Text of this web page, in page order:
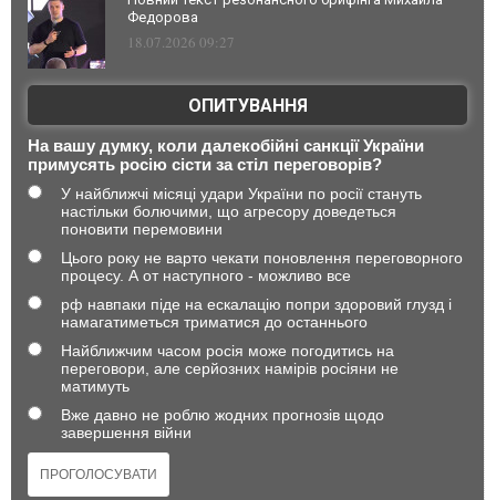
Федорова
18.07.2026 09:27
ОПИТУВАННЯ
На вашу думку, коли далекобійні санкції України
примусять росію сісти за стіл переговорів?
У найближчі місяці удари України по росії стануть
настільки болючими, що агресору доведеться
поновити перемовини
Цього року не варто чекати поновлення переговорного
процесу. А от наступного - можливо все
рф навпаки піде на ескалацію попри здоровий глузд і
намагатиметься триматися до останнього
Найближчим часом росія може погодитись на
переговори, але серйозних намірів росіяни не
матимуть
Вже давно не роблю жодних прогнозів щодо
завершення війни